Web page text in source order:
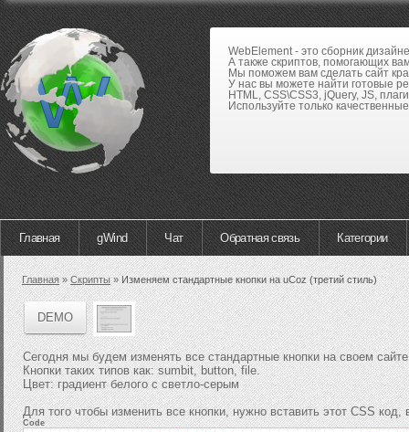
WebElement - это сборник
А также скриптов, помогающих
Мы поможем вам сделать сайт
У нас вы можете найти готовые
HTML, CSS\CSS3, jQuery, JS,
Используйте только
Главная gWind Чат Обратная связь Категории
Главная»Скрипты»Изменяем стандартные кнопки на uCoz (третий стиль)
DEMO
Сегодня мы будем изменять все стандартные кнопки на своем
Кнопки таких типов как: sumbit, button, file.
Цвет: градиент белого с светло-серым
Для того чтобы изменить все кнопки, нужно вставить этот CSS
Code